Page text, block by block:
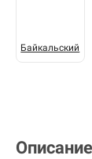
Байкальский